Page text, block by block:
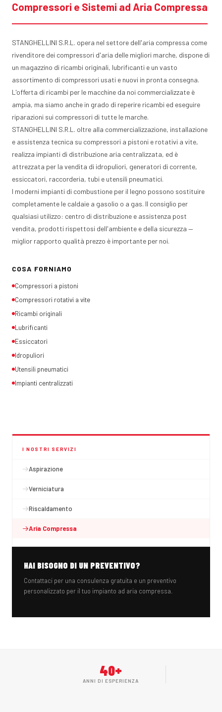
Compressori e Sistemi ad Aria Compressa
STANGHELLINI S.R.L. opera nel settore dell'aria compressa come
rivenditore dei compressori d'aria delle migliori marche, dispone di
un magazzino di ricambi originali, lubrificanti e un vasto
assortimento di compressori usati e nuovi in pronta consegna.
L'offerta di ricambi per le macchine da noi commercializzate è
ampia, ma siamo anche in grado di reperire ricambi ed eseguire
riparazioni sui compressori di tutte le marche.
STANGHELLINI S.R.L. oltre alla commercializzazione, installazione
e assistenza tecnica su compressori a pistoni e rotativi a vite,
realizza impianti di distribuzione aria centralizzata, ed è
attrezzata per la vendita di idropuliori, generatori di corrente,
essiccatori, raccorderia, tubi e utensili pneumatici.
I moderni impianti di combustione per il legno possono sostituire
completamente le caldaie a gasolio o a gas. Il consiglio per
qualsiasi utilizzo: centro di distribuzione e assistenza post
vendita, prodotti rispettosi dell'ambiente e della sicurezza —
miglior rapporto qualità prezzo è importante per noi.
COSA FORNIAMO
Compressori a pistoni
Compressori rotativi a vite
Ricambi originali
Lubrificanti
Essiccatori
Idropuliori
Utensili pneumatici
Impianti centralizzati
I NOSTRI SERVIZI
Aspirazione
Verniciatura
Riscaldamento
Aria Compressa
HAI BISOGNO DI UN PREVENTIVO?
Contattaci per una consulenza gratuita e un preventivo
personalizzato per il tuo impianto ad aria compressa.
40+
ANNI DI ESPERIENZA